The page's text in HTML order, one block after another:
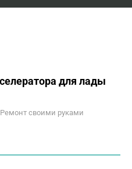
для лады
Ремонт своими руками